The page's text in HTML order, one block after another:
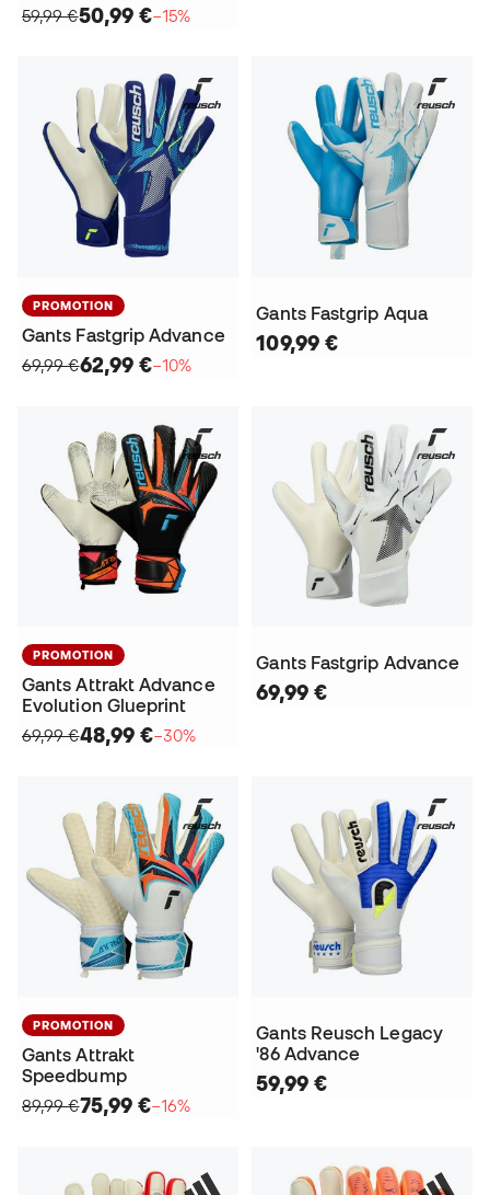
59,99 €50,99 €−15%
PROMOTION
Gants Fastgrip Advance
69,99 €62,99 €−10%
Gants Fastgrip Aqua
109,99 €
PROMOTION
Gants Attrakt Advance
Evolution Glueprint
69,99 €48,99 €−30%
Gants Fastgrip Advance
69,99 €
PROMOTION
Gants Attrakt
Speedbump
89,99 €75,99 €−16%
Gants Reusch Legacy
'86 Advance
59,99 €